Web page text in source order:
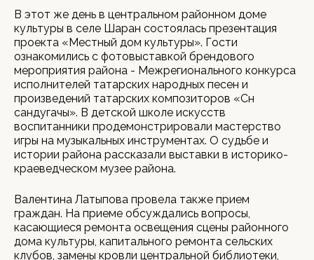
В этот же день в центральном районном доме
культуры в селе Шаран состоялась презентация
проекта «Местный дом культуры». Гости
ознакомились с фотовыставкой брендового
мероприятия района - Межрегионального конкурса
исполнителей татарских народных песен и
произведений татарских композиторов «Сөн
сандугачы». В детской школе искусств
воспитанники продемонстрировали мастерство
игры на музыкальных инструментах. О судьбе и
истории района рассказали выставки в историко-
краеведческом музее района.
Валентина Латыпова провела также прием
граждан. На приеме обсуждались вопросы,
касающиеся ремонта освещения сцены районного
дома культуры, капитального ремонта сельских
клубов, замены кровли центральной библиотеки,